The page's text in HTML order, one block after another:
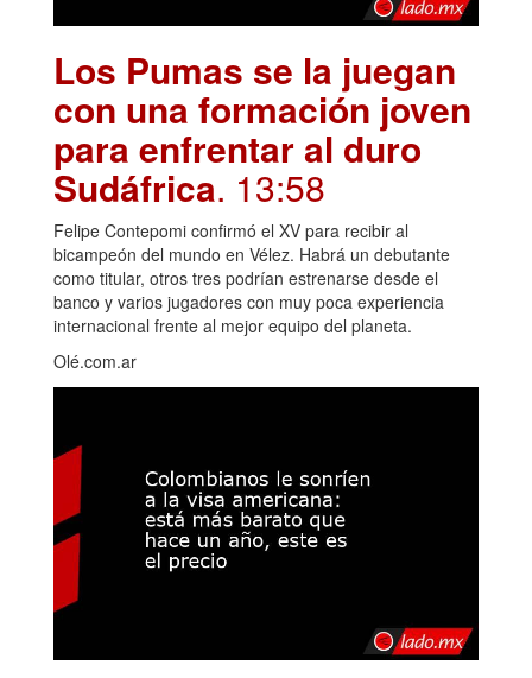
Los Pumas se la juegan
con una formación joven
para enfrentar al duro
Sudáfrica. 13:58
Felipe Contepomi confirmó el XV para recibir al
bicampeón del mundo en Vélez. Habrá un debutante
como titular, otros tres podrían estrenarse desde el
banco y varios jugadores con muy poca experiencia
internacional frente al mejor equipo del planeta.
Olé.com.ar